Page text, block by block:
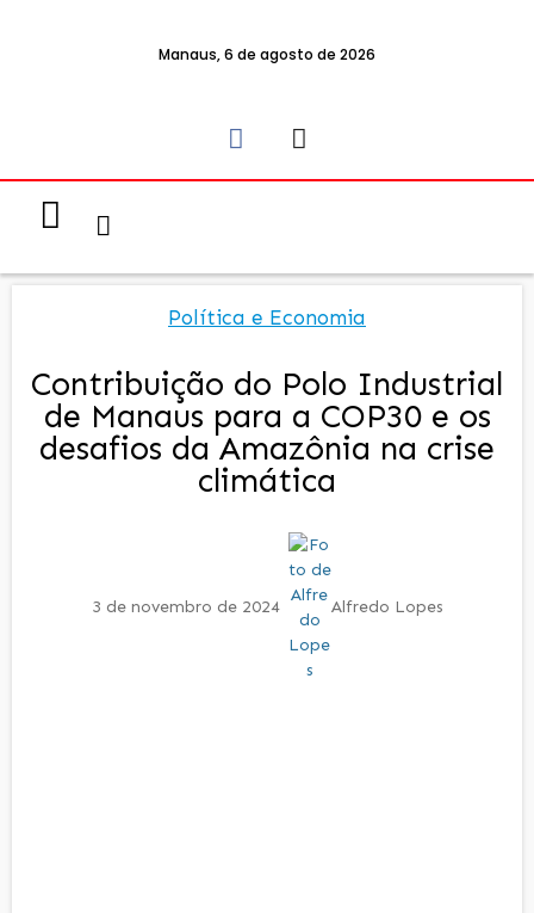
Manaus, 6 de agosto de 2026
Política e Economia
Contribuição do Polo Industrial
de Manaus para a COP30 e os
desafios da Amazônia na crise
climática
3 de novembro de 2024 Alfredo Lopes